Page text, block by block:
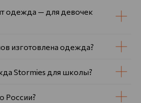
одежда — для девочек
изготовлена одежда?
Stormies для школы?
России?